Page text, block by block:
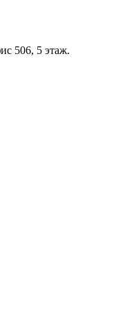
506, 5 этаж.